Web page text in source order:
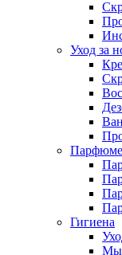
Уход за
Гигиена